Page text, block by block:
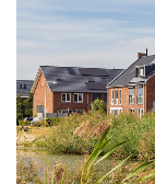
Land Cruiser